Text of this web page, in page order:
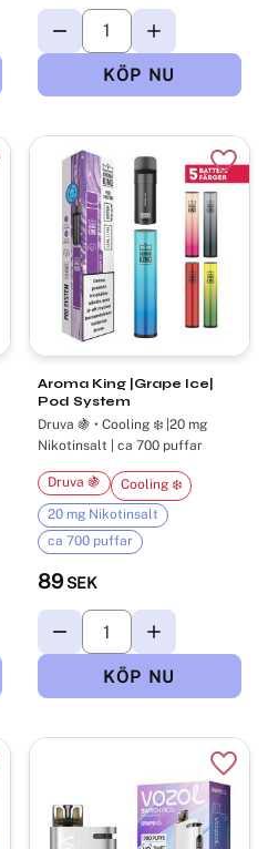
till i favoriter
Aroma King |Grape Ice|
Pod System
Druva 🍇 • Cooling ❄️ |20 mg
Nikotinsalt | ca 700 puffar
89 SEK
Druva 🍇
Cooling ❄️
20 mg Nikotinsalt
ca 700 puffar
till i favoriter